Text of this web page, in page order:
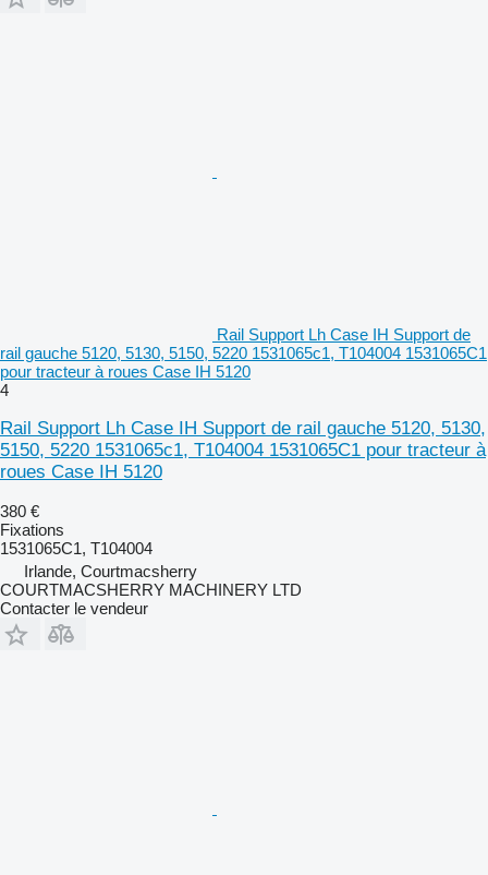
Rail Support Lh Case IH Support de
rail gauche 5120, 5130, 5150, 5220 1531065c1, T104004 1531065C1
pour tracteur à roues Case IH 5120
4
Rail Support Lh Case IH Support de rail gauche 5120, 5130,
5150, 5220 1531065c1, T104004 1531065C1 pour tracteur à
roues Case IH 5120
380 €
Fixations
1531065C1, T104004
Irlande, Courtmacsherry
COURTMACSHERRY MACHINERY LTD
Contacter le vendeur